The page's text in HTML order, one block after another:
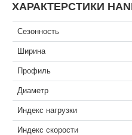
ХАРАКТЕРСТИКИ
Сезонность
Ширина
Профиль
Диаметр
Индекс нагрузки
Индекс скорости